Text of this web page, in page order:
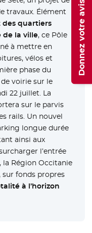
travaux. Élément
des quartiers
de la ville, ce Pôle
à mettre en
vélos et
phase du
voirie sur le
22 juillet. La
sur le parvis
rails. Un nouvel
longue durée
ainsi aux
l’entrée
la Région Occitanie
fonds propres
à l’horizon
Donnez votre avis